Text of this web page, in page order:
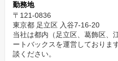
勤務地
〒121-0836
東京都 足立区 入谷7-16-20
当社は都内（足立区、葛飾区、
ートバックスを運営しておりま
談ください。